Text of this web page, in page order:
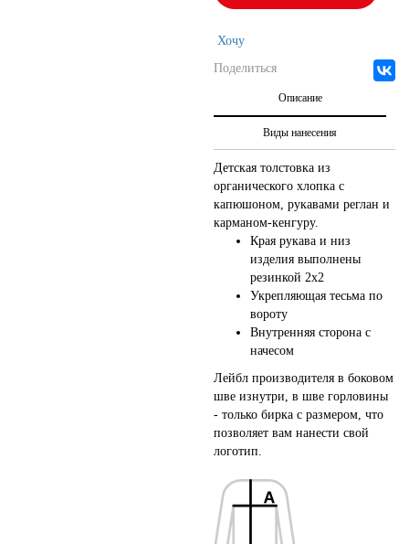
Хочу
Поделиться
Описание
Виды нанесения
Детская толстовка из
органического хлопка с
капюшоном, рукавами реглан и
карманом-кенгуру.
Края рукава и низ
изделия выполнены
резинкой 2х2
Укрепляющая тесьма по
вороту
Внутренняя сторона с
начесом
Лейбл производителя в боковом
шве изнутри, в шве горловины
- только бирка с размером, что
позволяет вам нанести свой
логотип.